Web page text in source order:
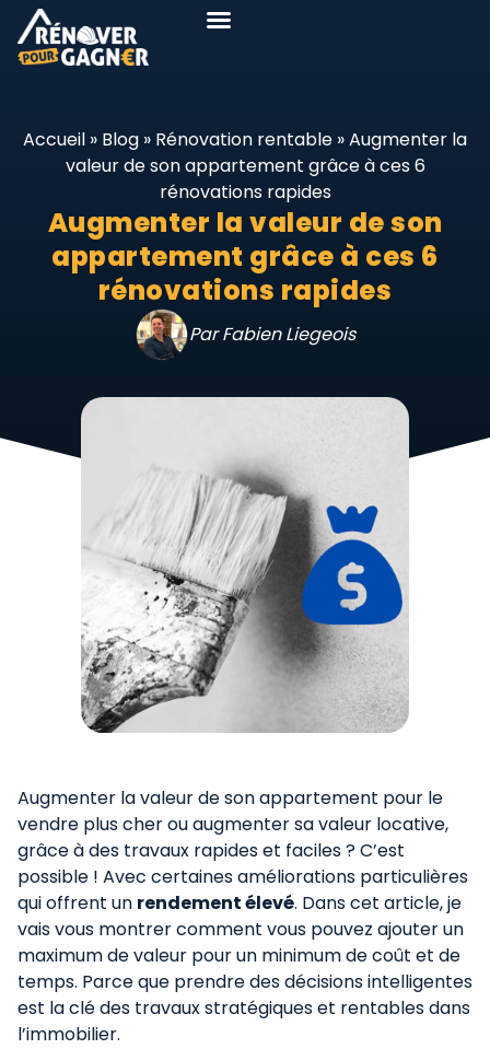
Accueil » Blog » Rénovation rentable »Augmenter la
valeur de son appartement grâce à ces 6
rénovations rapides
Augmenter la valeur de son
appartement grâce à ces 6
rénovations rapides
Par Fabien Liegeois
Augmenter la valeur de son appartement pour le
vendre plus cher ou augmenter sa valeur locative,
grâce à des travaux rapides et faciles ? C’est
possible ! Avec certaines améliorations particulières
qui offrent un rendement élevé. Dans cet article, je
vais vous montrer comment vous pouvez ajouter un
maximum de valeur pour un minimum de coût et de
temps. Parce que prendre des décisions intelligentes
est la clé des travaux stratégiques et rentables dans
l’immobilier.